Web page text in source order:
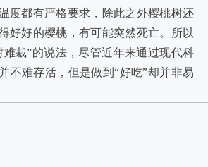
度都有严格要求，除此之外樱桃树还
好好的樱桃，有可能突然死亡。所以
难栽”的说法，尽管近年来通过现代科
不难存活，但是做到“好吃”却并非易